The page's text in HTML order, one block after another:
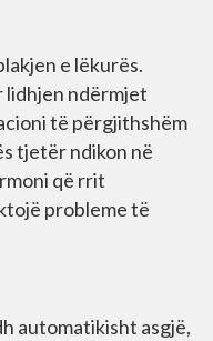
e lëkurës.
lidhjen ndërmjet
të përgjithshëm
tjetër ndikon në
që rrit
probleme të
automatikisht asgjë,